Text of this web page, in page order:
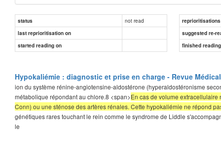
status not read
reprioritisations
last reprioritisation on
suggested re-
started reading on
finished
Hypokaliémie : diagnostic et prise en charge - Revue
ion du système rénine-angiotensine-aldostérone (hyperaldostéronisme
métabolique répondant au chlore.8 <span>En cas de volume
Conn) ou une sténose des artères rénales. Cette hypokaliémie ne répond
génétiques rares touchant le rein comme le syndrome de Liddle
le